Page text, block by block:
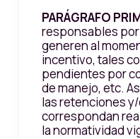
PARÁGRAFO
responsables
generen al
incentivo, tales
pendientes por
de manejo, etc.
las retenciones
correspondan
la normatividad